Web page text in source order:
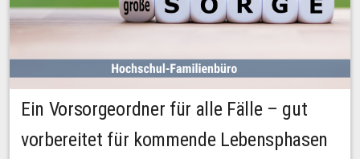
Ein Vorsorgeordner für alle Fälle – gut
vorbereitet für kommende Lebensphasen